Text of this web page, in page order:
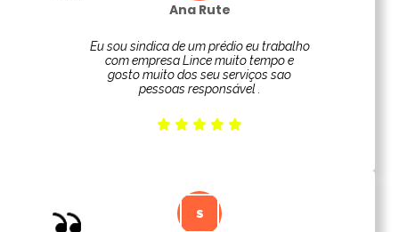
Ana Rute
Eu sou sindica de um prédio eu trabalho
com empresa Lince muito tempo e
gosto muito dos seu serviços sao
pessoas responsável .